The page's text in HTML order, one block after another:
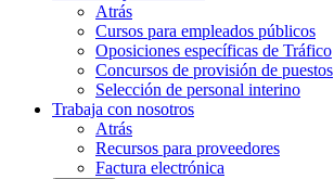
Atrás
Cursos para empleados públicos
Oposiciones específicas de Tráfico
Concursos de provisión de puestos
Selección de personal interino
Trabaja con nosotros
Atrás
Recursos para proveedores
Factura electrónica